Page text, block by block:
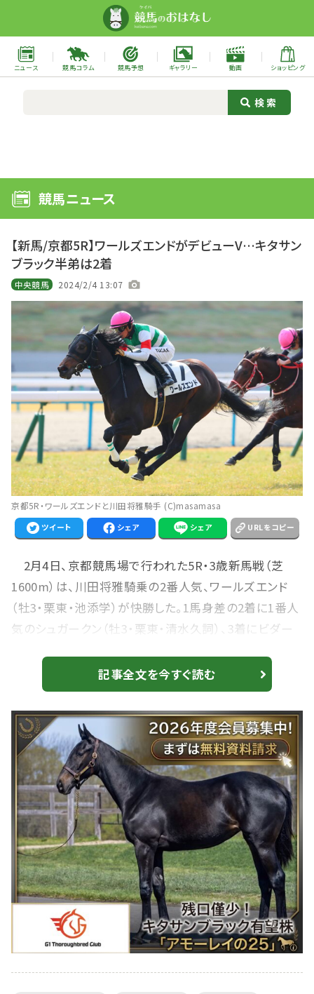
ニュース 競馬コラム 競馬予想 ギャラリー 動画 ショッピング
競馬ニュース
【新馬/京都5R】ワールズエンドがデビューV…キタサン
ブラック半弟は2着
中央競馬 2024/2/4 13:07
京都5R・ワールズエンドと川田将雅騎手 (C)masamasa
ツイート シェア シェア URLをコピー
2月4日、京都競馬場で行われた5R・3歳新馬戦（芝
1600m）は、川田将雅騎乗の2番人気、ワールズエンド
（牡3・栗東・池添学）が快勝した。1馬身差の2着に1番人
気のシュガークン（牡3・栗東・清水久詞）、3着にビダー
1:36.9（良）。 【新馬/小倉5R】エピファネイア産駒 ジャス
ティンガルフが人気に応える シュガークンは2着まで
川田将雅騎乗の2番人気、ワールズエンドが嬉しいデビ
ュー勝ちを決めた。道中は好位4番手外目から。終始外
目を回る展開にも手応えよく抜...
記事全文を今すぐ読む